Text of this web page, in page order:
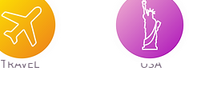
TRAVEL USA